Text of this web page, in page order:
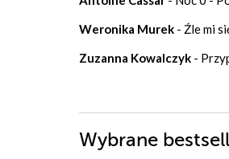
Weronika Murek - Źle mi
Zuzanna Kowalczyk -
Wybrane